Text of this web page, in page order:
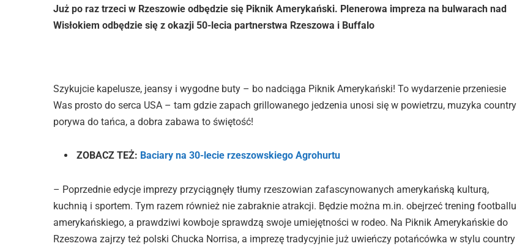
Już po raz trzeci w Rzeszowie odbędzie się Piknik Amerykański. Plenerowa impreza na bulwarach nad
Wisłokiem odbędzie się z okazji 50-lecia partnerstwa Rzeszowa i Buffalo
Szykujcie kapelusze, jeansy i wygodne buty – bo nadciąga Piknik Amerykański! To wydarzenie przeniesie
Was prosto do serca USA – tam gdzie zapach grillowanego jedzenia unosi się w powietrzu, muzyka country
porywa do tańca, a dobra zabawa to świętość!
ZOBACZ TEŻ: Baciary na 30-lecie rzeszowskiego Agrohurtu
– Poprzednie edycje imprezy przyciągnęły tłumy rzeszowian zafascynowanych amerykańską kulturą,
kuchnią i sportem. Tym razem również nie zabraknie atrakcji. Będzie można m.in. obejrzeć trening footballu
amerykańskiego, a prawdziwi kowboje sprawdzą swoje umiejętności w rodeo. Na Piknik Amerykańskie do
Rzeszowa zajrzy też polski Chucka Norrisa, a imprezę tradycyjnie już uwieńczy potańcówka w stylu country